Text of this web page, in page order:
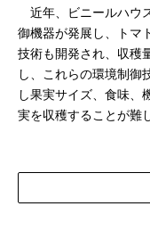
近年、ビニールハウ
御機器が発展し、トマ
技術も開発され、収穫
し、これらの環境制御
し果実サイズ、食味、
実を収穫することが難